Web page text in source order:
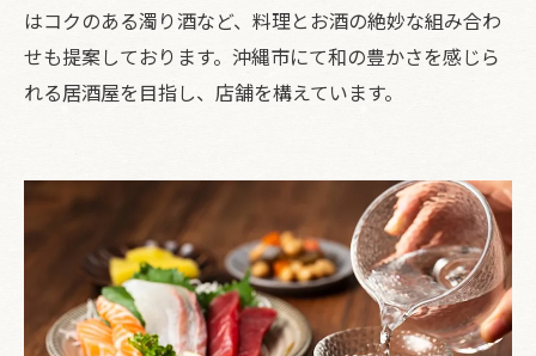
はコクのある濁り酒など、料理とお酒の絶妙な組み合わ
せも提案しております。沖縄市にて和の豊かさを感じら
れる居酒屋を目指し、店舗を構えています。